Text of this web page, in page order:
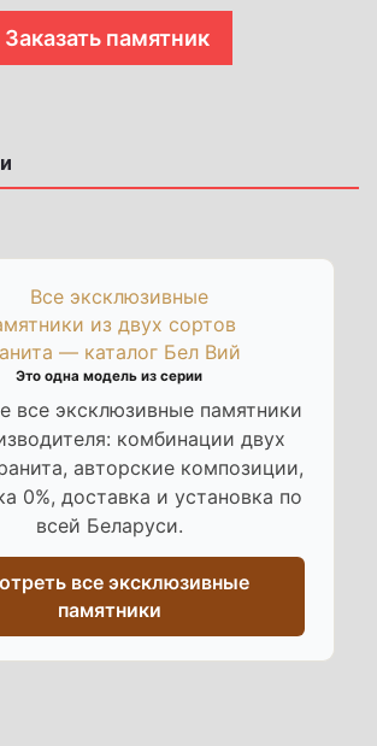
Заказать памятник
Это одна модель из серии
все эксклюзивные памятники
комбинации двух
авторские композиции,
0%, доставка и установка по
всей Беларуси.
все эксклюзивные
памятники